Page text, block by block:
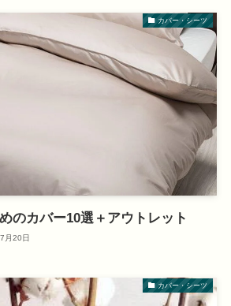
カバー・シーツ
のカバー10選＋アウトレット
月20日
カバー・シーツ